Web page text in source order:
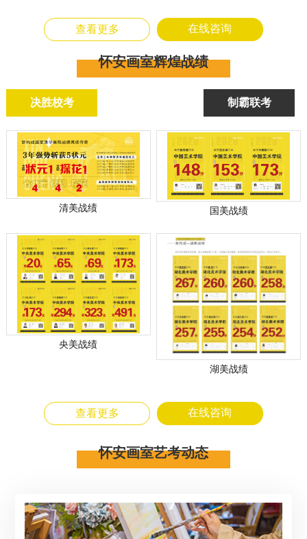
查看更多 在线咨询
怀安画室辉煌战绩
决胜校考 制霸联考
清美战绩 国美战绩
央美战绩
湖美战绩
查看更多 在线咨询
怀安画室艺考动态